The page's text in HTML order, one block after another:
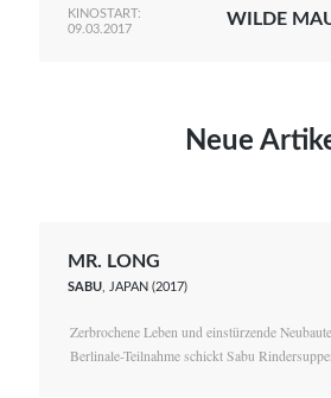
KINOSTART:
09.03.2017
WILDE
Neue
MR. LONG
SABU , JAPAN (2017)
Zerbrochene Leben und einstürzende
Berlinale-Teilnahme schickt Sabu